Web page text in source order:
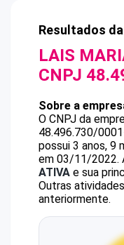
Resultados
LAIS
CNPJ
Sobre a
O CNPJ da
48.496.730/
possui 3 anos, 9
em 03/11/2022.
ATIVA e sua
Outras
anteriormente.